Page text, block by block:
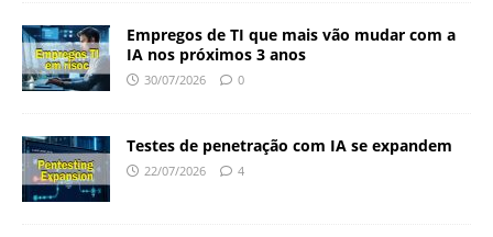
Empregos de TI que mais vão mudar com a
IA nos próximos 3 anos
30/07/2026 0
Testes de penetração com IA se expandem
22/07/2026 4